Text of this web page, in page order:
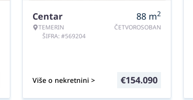
Centar
TEMERIN
ŠIFRA: #569204
88 m2
ČETVOROSOBAN
Više o nekretnini > €154.090